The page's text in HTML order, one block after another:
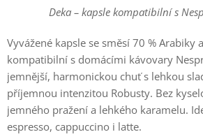
Deka – kapsle kompatibilní s
Vyvážené kapsle se směsí 70 % Arabiky
kompatibilní s domácími kávovary
jemnější, harmonickou chuť s lehkou
příjemnou intenzitou Robusty. Bez
jemného pražení a lehkého karamelu.
espresso, cappuccino i latte.